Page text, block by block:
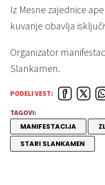
Iz Mesne zajednice
kuvanje obavlja
Organizator
Slankamen.
PODELI VEST:
TAGOVI:
MANIFESTACIJA
STARI SLANKAMEN